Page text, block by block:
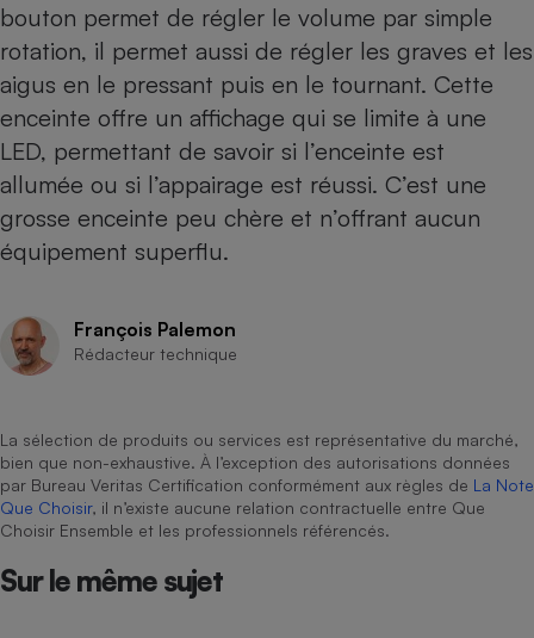
bouton permet de régler le volume par simple
rotation, il permet aussi de régler les graves et les
aigus en le pressant puis en le tournant. Cette
enceinte offre un affichage qui se limite à une
LED, permettant de savoir si l’enceinte est
allumée ou si l’appairage est réussi. C’est une
grosse enceinte peu chère et n’offrant aucun
équipement superflu.
François Palemon
Rédacteur technique
La sélection de produits ou services est représentative du marché,
bien que non-exhaustive. À l’exception des autorisations données
par Bureau Veritas Certification conformément aux règles de La Note
Que Choisir, il n’existe aucune relation contractuelle entre Que
Choisir Ensemble et les professionnels référencés.
Sur le même sujet
Cafetière à expressos